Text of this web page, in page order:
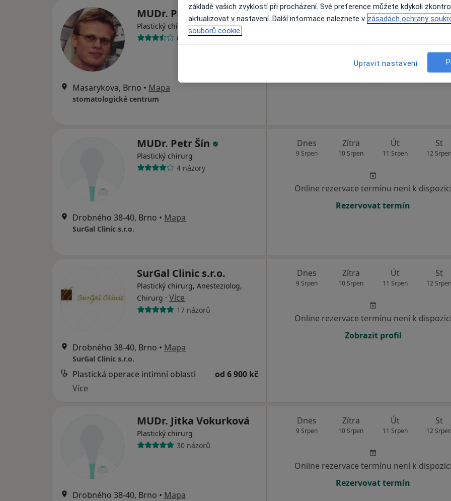
MUDr. Pavel Krejzlík
Plastický chirurg, Zubař·Více
6 názorů
Masarykova, Brno • Mapa
stomatologické centrum
Dnes
9 Srpen 10 Srpen
Út
11 Srpen
St
12
Online rezervace termínu není k
MUDr. Petr Šín
Plastický chirurg
4 názory
Drobného 38-40, Brno • Mapa
SurGal Clinic s.r.o.
Dnes
9 Srpen
Zítra
10 Srpen
Út
11 Srpen
St
12 Srpen
Online rezervace termínu není k dispozici
Rezervovat termín
SurGal Clinic s.r.o.
Plastický chirurg, Anesteziolog,
Chirurg · Více
17 názorů
Drobného 38-40, Brno • Mapa
SurGal Clinic s.r.o.
Plastická operace intimní oblasti
od 6 900 kč
Více
Dnes
9 Srpen
Zítra
10 Srpen
Út
11 Srpen
St
12 Srpen
Online rezervace termínu není k dispozici
Zobrazit profil
MUDr. Jitka Vokurková
Plastický chirurg
30 názorů
Drobného 38-40, Brno • Mapa
Dnes
9 Srpen
Zítra
10 Srpen
Út
11 Srpen
St
12 Srpen
Online rezervace termínu není k dispozici
Rezervovat termín
základě vašich zvyklostí při procházení. Své preference můžete kdykoli
aktualizovat v nastavení. Další informace naleznete v zásadách ochrany
souborů cookie.
Upravit nastavení